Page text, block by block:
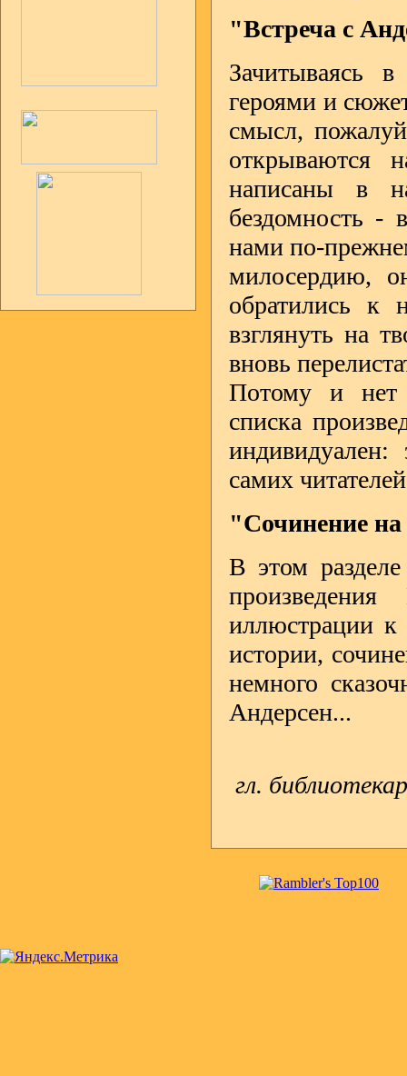
"Встреча с
Зачитываясь
героями и
смысл,
открываются
написаны в
бездомность -
нами по-
милосердию,
обратились к
взглянуть на
вновь
Потому и нет
списка
самих
"Сочинение
В этом
иллюстрации к
истории,
немного
Андерсен...
гл.